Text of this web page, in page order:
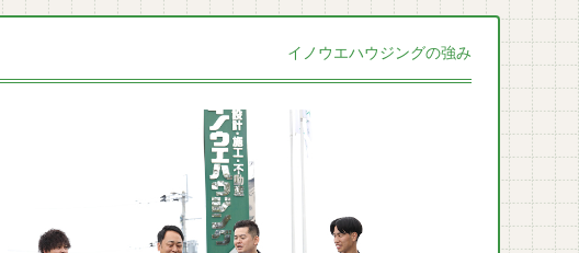
イノウエハウジングの強み